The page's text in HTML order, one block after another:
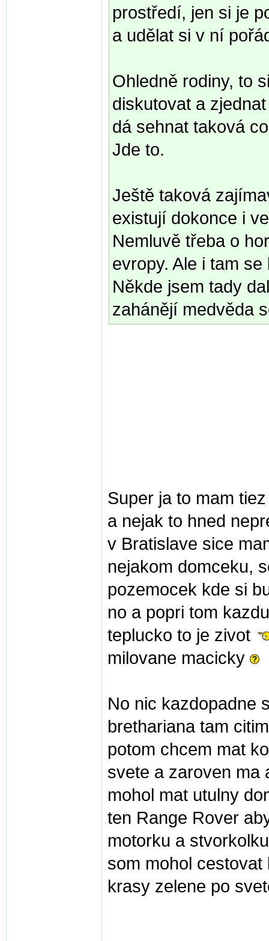
prostředí, jen si je
a udělat si v ní
Ohledně rodiny, to
diskutovat a
dá sehnat taková
Jde to.
Ještě taková
existují dokonce i
Nemluvě třeba o
evropy. Ale i tam
Někde jsem tady
zahánějí medvěda
Super ja to mam
a nejak to hned
v Bratislave sice
nejakom domceku,
pozemocek kde si
no a popri tom
teplucko to je zivot
milovane macicky
No nic kazdopadne
brethariana tam
potom chcem mat
svete a zaroven ma
mohol mat utulny
ten Range Rover
motorku a
som mohol
krasy zelene po